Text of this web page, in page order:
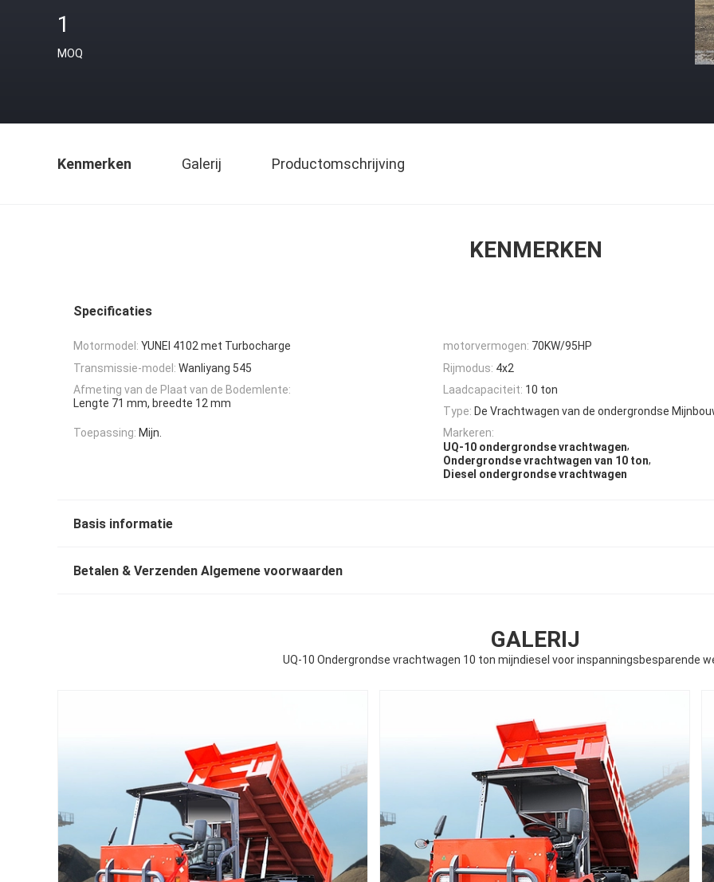
1
MOQ
Kenmerken Galerij Productomschrijving
KENMERKEN
Specificaties
Motormodel: YUNEI 4102 met Turbocharge motorvermogen: 70KW/95HP
Transmissie-model: Wanliyang 545 Rijmodus: 4x2
Afmeting van de Plaat van de Bodemlente:
Lengte 71 mm, breedte 12 mm
Laadcapaciteit: 10 ton
Type: De Vrachtwagen van de ondergrondse
Toepassing: Mijn.
Markeren:
UQ-10 ondergrondse vrachtwagen,
Ondergrondse vrachtwagen van 10 ton,
Diesel ondergrondse vrachtwagen
Basis informatie
Betalen & Verzenden Algemene voorwaarden
GALERIJ
UQ-10 Ondergrondse vrachtwagen 10 ton mijndiesel voor inspanningsbesparende